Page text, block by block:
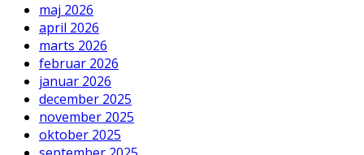
maj 2026
april 2026
marts 2026
februar 2026
januar 2026
december 2025
november 2025
oktober 2025